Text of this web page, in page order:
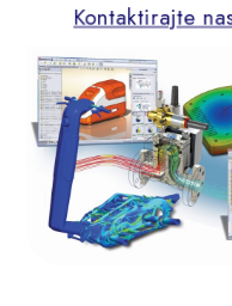
Kontaktirajte